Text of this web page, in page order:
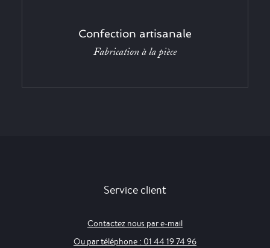
Confection artisanale
Fabrication à la pièce
Service client
Contactez nous par e-mail
Ou par téléphone : 01 44 19 74 96